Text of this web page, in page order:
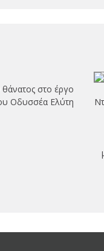
στο έργο
Οδυσσέα Ελύτη